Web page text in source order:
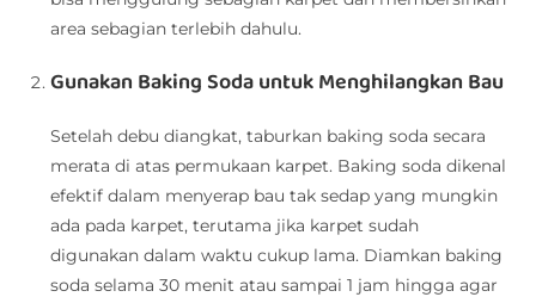
area sebagian terlebih dahulu.
Gunakan Baking Soda untuk Menghilangkan Bau
Setelah debu diangkat, taburkan baking soda secara
merata di atas permukaan karpet. Baking soda dikenal
efektif dalam menyerap bau tak sedap yang mungkin
ada pada karpet, terutama jika karpet sudah
digunakan dalam waktu cukup lama. Diamkan baking
soda selama 30 menit atau sampai 1 jam hingga agar